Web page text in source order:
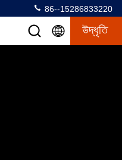
86--15286833220
উদ্ধৃতি